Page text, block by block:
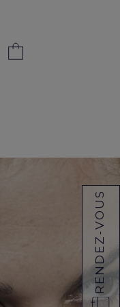
RENDEZ-VOUS